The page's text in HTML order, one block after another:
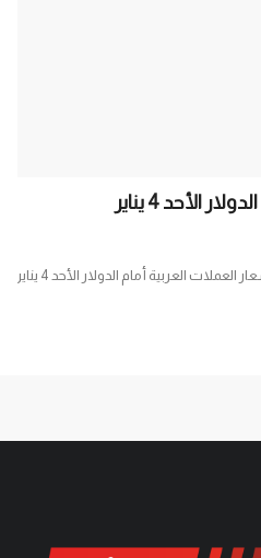
الأحد 4 يناير
العملات العربية أمام الدولار الأحد 4 يناير